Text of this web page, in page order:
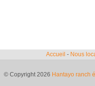
Accueil - Nous
© Copyright 2026 Hantayo ranch